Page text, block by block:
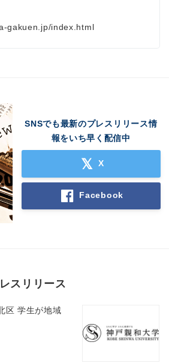
gakuen.jp/index.html
SNSでも最新のプレスリリース情
報をいち早く配信中
X
Facebook
スリリース
区 学生が地域